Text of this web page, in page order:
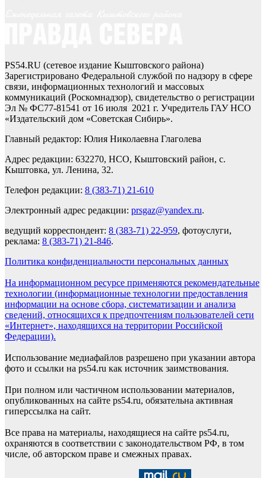
PS54.RU (сетевое издание Кыштовского района)
Зарегистрировано Федеральной службой по надзору в сфере
связи, информационных технологий и массовых
коммуникаций (Роскомнадзор), свидетельство о регистрации
Эл № ФС77-81541 от 16 июля 2021 г. Учредитель ГАУ НСО
«Издательский дом «Советская Сибирь».
Главный редактор: Юлия Николаевна Глаголева
Адрес редакции: 632270, НСО, Кыштовский район, с.
Кыштовка, ул. Ленина, 32.
Телефон редакции: 8 (383-71) 21-610
Электронный адрес редакции: prsgaz@yandex.ru.
ведущий корреспондент: 8 (383-71) 22-959, фотоуслуги,
реклама: 8 (383-71) 21-846.
Политика конфиденциальности персональных данных
На информационном ресурсе применяются рекомендательные
технологии (информационные технологии предоставления
информации на основе сбора, систематизации и анализа
сведений, относящихся к предпочтениям пользователей сети
«Интернет», находящихся на территории Российской
Федерации).
Использование медиафайлов разрешено при указании автора
фото и ссылки на ps54.ru как источник заимствования.
При полном или частичном использовании материалов,
опубликованных на сайте ps54.ru, обязательна активная
гиперссылка на сайт.
Все права на материалы, находящиеся на сайте ps54.ru,
охраняются в соответствии с законодательством РФ, в том
числе, об авторском праве и смежных правах.